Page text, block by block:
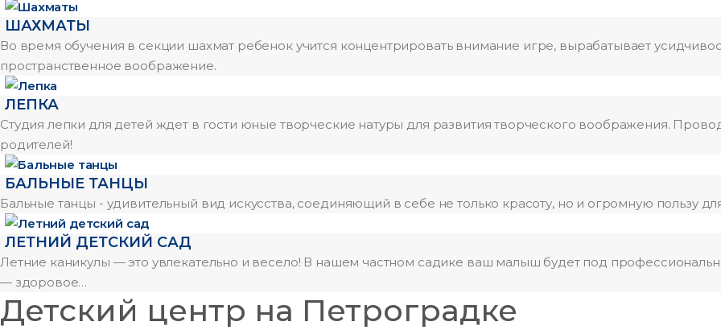
ШАХМАТЫ
Во время обучения в секции шахмат ребенок учится концентрировать внимание игре, вырабатывает
пространственное воображение.
ЛЕПКА
Студия лепки для детей ждет в гости юные творческие натуры для развития творческого воображения.
родителей!
БАЛЬНЫЕ ТАНЦЫ
Бальные танцы - удивительный вид искусства, соединяющий в себе не только красоту, но и огромную пользу
ЛЕТНИЙ ДЕТСКИЙ САД
Летние каникулы — это увлекательно и весело! В нашем частном садике ваш малыш будет под
— здоровое…
Детский центр на Петроградке